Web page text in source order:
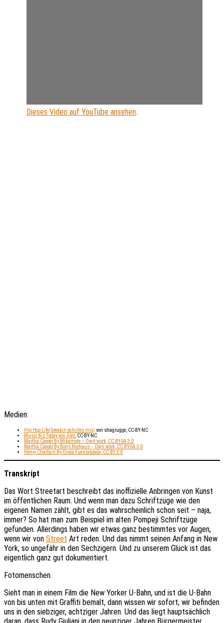
Dieses Video auf YouTube ansehen.
Medien:
Hip Hop Life(breakin achilles mix) von shagrugge, CC-BY-NC
Music Biz Today von Alex , CC-BY-NC
Martha Cooper By Mikamote – Own work, CC BY-SA 3.0
Martha Cooper By Boris Niehaus – Own work, CC BY-SA 3.0
Henry Chalfant By Onda Fuenlabrada, CC BY 3.0
Transkript
Das Wort Streetart beschreibt das inoffizielle Anbringen von Kunst
im öffentlichen Raum. Und wenn man dazu Schriftzüge wie den
eigenen Namen zählt, gibt es das wahrscheinlich schon seit – naja,
immer? So hat man zum Beispiel im alten Pompeji Schriftzüge
gefunden. Allerdings haben wir etwas ganz bestimmtes vor Augen,
wenn wir von Street Art reden. Und das nimmt seinen Anfang in New
York, so ungefähr in den Sechzigern. Und zu unserem Glück ist das
eigentlich ganz gut dokumentiert.
Fotomenschen.
Sieht man in einem Film die New Yorker U-Bahn, und ist die U-Bahn
von bis unten mit Graffiti bemalt, dann wissen wir sofort, wir befinden
uns in den siebziger, achtziger Jahren. Und das liegt hauptsächlich